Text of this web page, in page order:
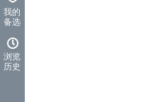
我的
备选
浏览
历史